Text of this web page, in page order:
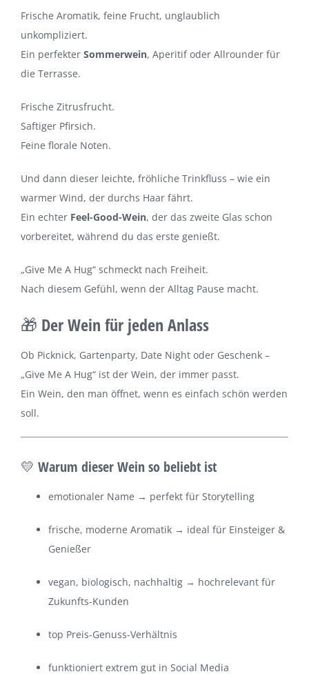
Frische Aromatik, feine Frucht, unglaublich
unkompliziert.
Ein perfekter Sommerwein, Aperitif oder Allrounder für
die Terrasse.
Frische Zitrusfrucht.
Saftiger Pfirsich.
Feine florale Noten.
Und dann dieser leichte, fröhliche Trinkfluss – wie ein
warmer Wind, der durchs Haar fährt.
Ein echter Feel-Good-Wein, der das zweite Glas schon
vorbereitet, während du das erste genießt.
„Give Me A Hug“ schmeckt nach Freiheit.
Nach diesem Gefühl, wenn der Alltag Pause macht.
🎁 Der Wein für jeden Anlass
Ob Picknick, Gartenparty, Date Night oder Geschenk –
„Give Me A Hug“ ist der Wein, der immer passt.
Ein Wein, den man öffnet, wenn es einfach schön werden
soll.
💛 Warum dieser Wein so beliebt ist
emotionaler Name → perfekt für Storytelling
frische, moderne Aromatik → ideal für Einsteiger &
Genießer
vegan, biologisch, nachhaltig → hochrelevant für
Zukunfts-Kunden
top Preis-Genuss-Verhältnis
funktioniert extrem gut in Social Media